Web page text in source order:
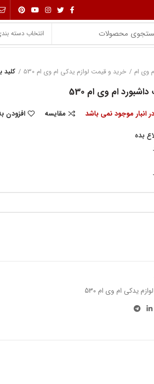
انتخاب دسته
وی ام خرید و قیمت لوازم یدکی ام وی ام 530 کلید
ام وی ام 530
در انبار موجود نمی باشد مقایسه
افزودن
بده
یدکی ام وی ام 530